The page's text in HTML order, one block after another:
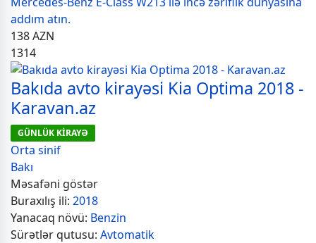
addım atın.
138AZN
1314
Bakıda avto kirayəsi Kia Optima 2018 -
Karavan.az
GÜNLÜK KİRAYƏ
Orta sinif
Bakı
Məsafəni göstər
Buraxılış ili: 2018
Yanacaq növü: Benzin
Sürətlər qutusu: Avtomatik